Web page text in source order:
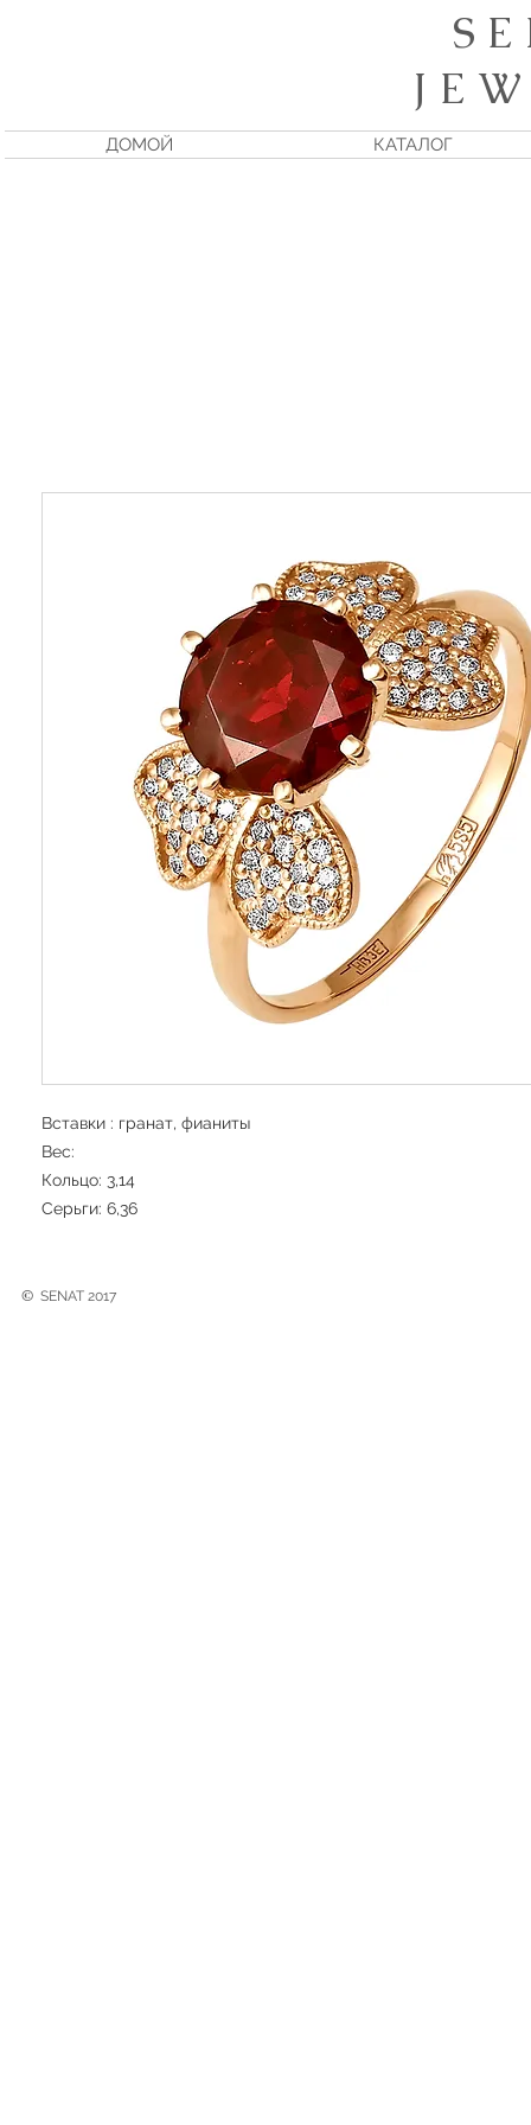
S
J E
ДОМОЙ КАТАЛОГ
Вставки : гранат, фианиты
Вес:
Кольцо: 3,14
Серьги: 6,36
© SENAT 2017